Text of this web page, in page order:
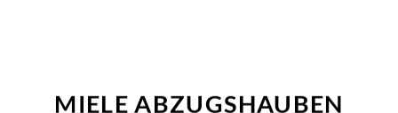
REPARATUR